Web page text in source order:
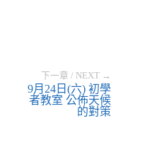
下一章 / NEXT →
9月24日(六) 初學
者教室 公佈天候
的對策